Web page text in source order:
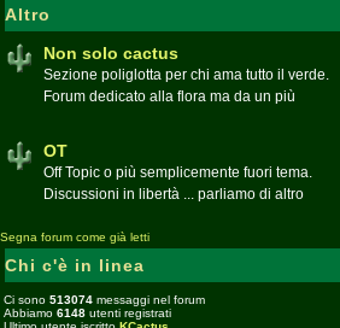
Sansevieria; Lamiaceae (ex. Labiatae) gen.
Coleus e Plectranthus; Peperomiaceae gen.
Peperomia (solo specie succulente);
Geraniaceae gen. Pelargonium, Monsonia
Talinum, Portulacaria
Altro
Non solo cactus
Sezione poliglotta per chi ama tutto il verde.
Forum dedicato alla flora ma da un più
OT
Off Topic o più semplicemente fuori tema.
Discussioni in libertà ... parliamo di altro
Segna forum come già letti
Chi c'è in linea
Ci sono 513074 messaggi nel forum
Abbiamo 6148 utenti registrati